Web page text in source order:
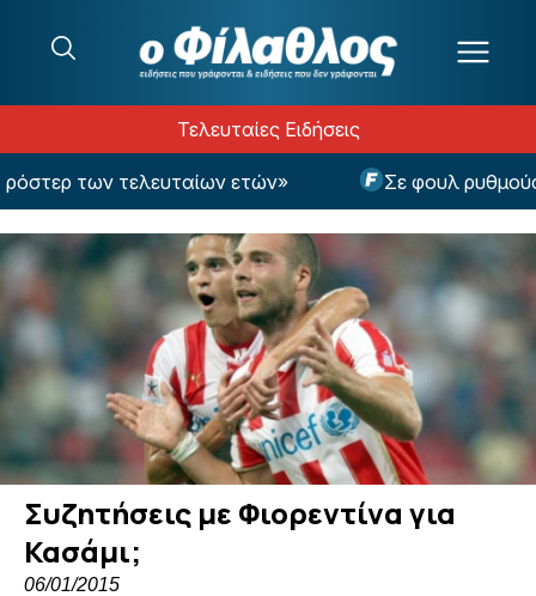
Τελευταίες Ειδήσεις
των τελευταίων ετών» Σε φουλ ρυθμούς ο
Συζητήσεις με Φιορεντίνα για
Κασάμι;
06/01/2015